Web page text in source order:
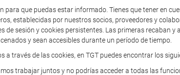
que puedas estar informado. Tienes que tener en
establecidas por nuestros socios, proveedores y
de sesión y cookies persistentes. Las primeras recaban
y sean accesibles durante un período de tiempo.
través de las cookies, en TGT puedes encontrar los
trabajar juntos y no podrías acceder a todas las